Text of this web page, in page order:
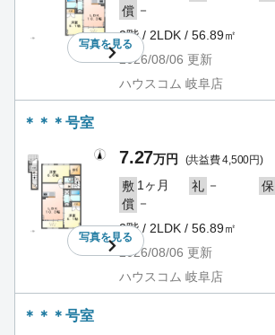
写真を見る
償 －
2階 / 2LDK / 56.89㎡
2026/08/06 更新
ハウスコム 岐阜店
＊＊＊号室
写真を見る
7.27万円 (共益費 4,500円)
敷 1ヶ月 礼 － 保
償 －
2階 / 2LDK / 56.89㎡
2026/08/06 更新
ハウスコム 岐阜店
＊＊＊号室